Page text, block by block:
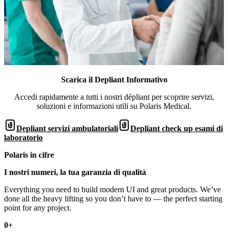
Scarica il Depliant Informativo
Accedi rapidamente a tutti i nostri dépliant per scoprire servizi,
soluzioni e informazioni utili su Polaris Medical.
Depliant servizi ambulatoriali
Depliant check up esami di
laboratorio
Polaris in cifre
I nostri numeri, la tua garanzia di qualità
Everything you need to build modern UI and great products. We’ve
done all the heavy lifting so you don’t have to — the perfect starting
point for any project.
0+